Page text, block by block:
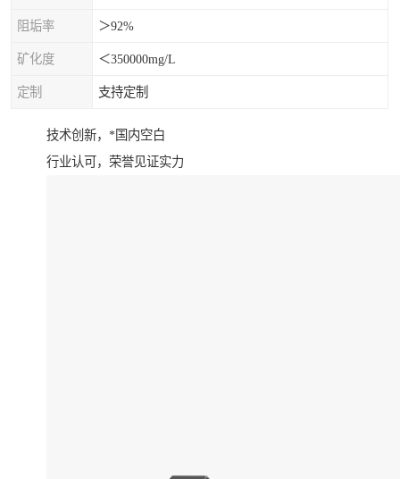
阻垢率 ＞92%
矿化度 ＜350000mg/L
定制 支持定制
技术创新，*国内空白
行业认可，荣誉见证实力